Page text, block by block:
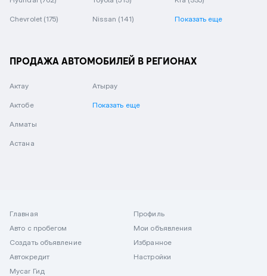
Chevrolet (175) Nissan (141) Показать еще
ПРОДАЖА АВТОМОБИЛЕЙ В РЕГИОНАХ
Актау
Актобе
Алматы
Астана
Атырау
Показать еще
Главная
Авто с пробегом
Создать объявление
Автокредит
Mycar Гид
Профиль
Мои объявления
Избранное
Настройки